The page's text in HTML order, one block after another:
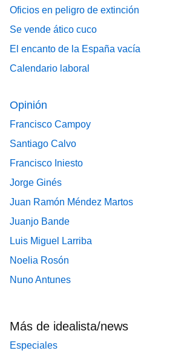
Oficios en peligro de extinción
Se vende ático cuco
El encanto de la España vacía
Calendario laboral
Opinión
Francisco Campoy
Santiago Calvo
Francisco Iniesto
Jorge Ginés
Juan Ramón Méndez Martos
Juanjo Bande
Luis Miguel Larriba
Noelia Rosón
Nuno Antunes
Más de idealista/news
Especiales